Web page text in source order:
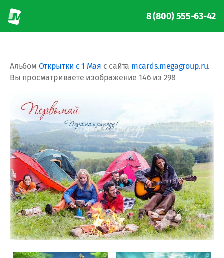
8 (800) 555-63-42
Альбом Открытки с 1 Мая с сайта mcards.megagroup.ru.
Вы просматриваете изображение 146 из 298